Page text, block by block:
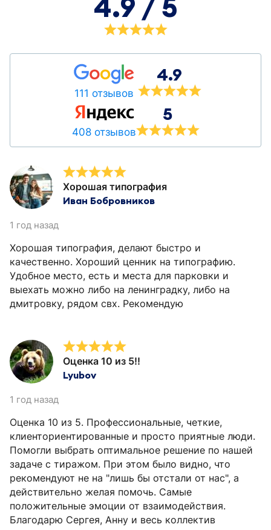
111 отзывов
4.9
408 отзывов
5
Хорошая типография
Иван Бобровников
1 год назад
Хорошая типография, делают быстро и
качественно. Хороший ценник на типографию.
Удобное место, есть и места для парковки и
выехать можно либо на ленинградку, либо на
дмитровку, рядом свх. Рекомендую
Оценка 10 из 5!!
Lyubov
1 год назад
Оценка 10 из 5. Профессиональные, четкие,
клиенториентированные и просто приятные люди.
Помогли выбрать оптимальное решение по нашей
задаче с тиражом. При этом было видно, что
рекомендуют не на "лишь бы отстали от нас", а
действительно желая помочь. Самые
положительные эмоции от взаимодействия.
Благодарю Сергея, Анну и весь коллектив